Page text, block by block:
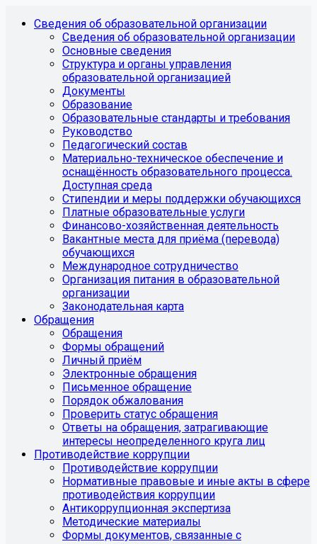
Сведения об образовательной организации
Сведения об образовательной организации
Основные сведения
Структура и органы управления
образовательной организацией
Документы
Образование
Образовательные стандарты и требования
Руководство
Педагогический состав
Материально-техническое обеспечение и
оснащённость образовательного процесса.
Доступная среда
Стипендии и меры поддержки обучающихся
Платные образовательные услуги
Финансово-хозяйственная деятельность
Вакантные места для приёма (перевода)
обучающихся
Международное сотрудничество
Организация питания в образовательной
организации
Законодательная карта
Обращения
Обращения
Формы обращений
Личный приём
Электронные обращения
Письменное обращение
Порядок обжалования
Проверить статус обращения
Ответы на обращения, затрагивающие
интересы неопределенного круга лиц
Противодействие коррупции
Противодействие коррупции
Нормативные правовые и иные акты в сфере
противодействия коррупции
Антикоррупционная экспертиза
Методические материалы
Формы документов, связанные с